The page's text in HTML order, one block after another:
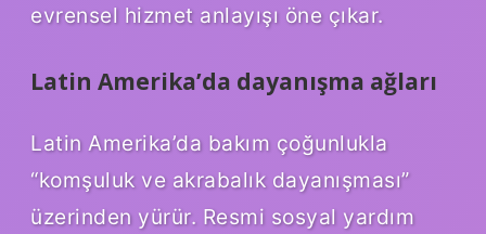
evrensel hizmet anlayışı öne çıkar.
Latin Amerika’da dayanışma ağları
Latin Amerika’da bakım çoğunlukla
“komşuluk ve akrabalık dayanışması”
üzerinden yürür. Resmi sosyal yardım